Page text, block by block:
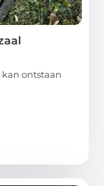
ontstaan